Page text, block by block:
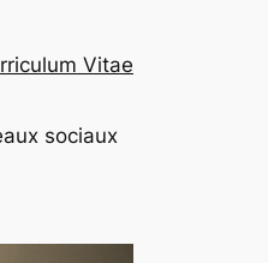
Vitae
sociaux